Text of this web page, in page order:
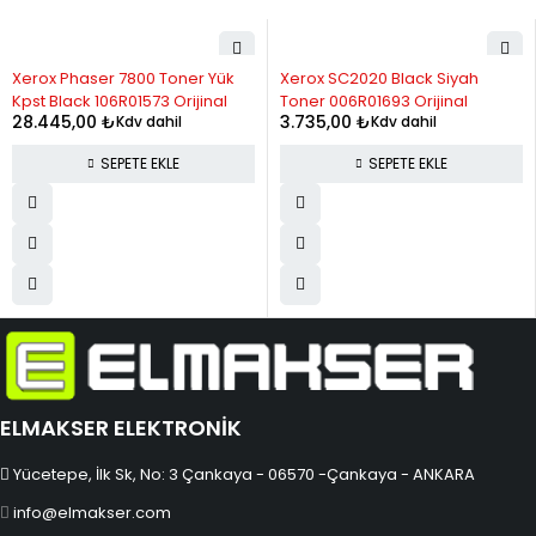
Xerox Phaser 7800 Toner Yük
Kpst Black 106R01573 Orijinal
28.445,00 ₺Kdv dahil
SEPETE EKLE
Xerox SC2020 Black Siyah
Toner 006R01693 Orijinal
3.735,00 ₺Kdv dahil
SEPETE EKLE
ELMAKSER ELEKTRONİK
Yücetepe, İlk Sk, No: 3 Çankaya - 06570 -Çankaya - ANKARA
info@elmakser.com